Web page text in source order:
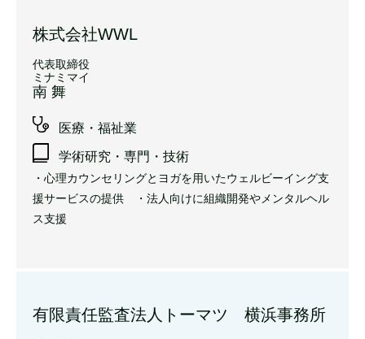
株式会社WWL
代表取締役
ミナミマイ
南 舞
医療・福祉業
学術研究・専門・技術
・心理カウンセリングとヨガを用いたウェルビーイング支
援サービスの提供 ・法人向けに組織開発やメンタルヘル
ス支援
有限責任監査法人トーマツ 横浜事務所